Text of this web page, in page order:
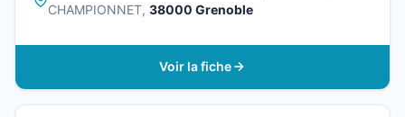
CHAMPIONNET, 38000 Grenoble
Voir la fiche